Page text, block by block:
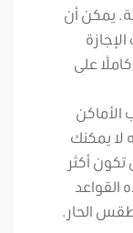
يمكن أن
على
الأماكن
لا يمكنك
أكثر
القواعد
الحار.